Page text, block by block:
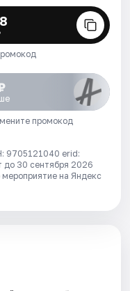
промокод
9705121040 erid:
до 30 сентября 2026
на Яндекс